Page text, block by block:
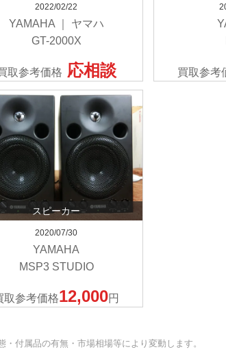
2022/02/22
YAMAHA ｜ ヤマハ
GT-2000X
取参考価格 応相談 買取参考
スピーカー
2020/07/30
YAMAHA
MSP3 STUDIO
取参考価格12,000円
付属品の有無・市場相場等により変動します。